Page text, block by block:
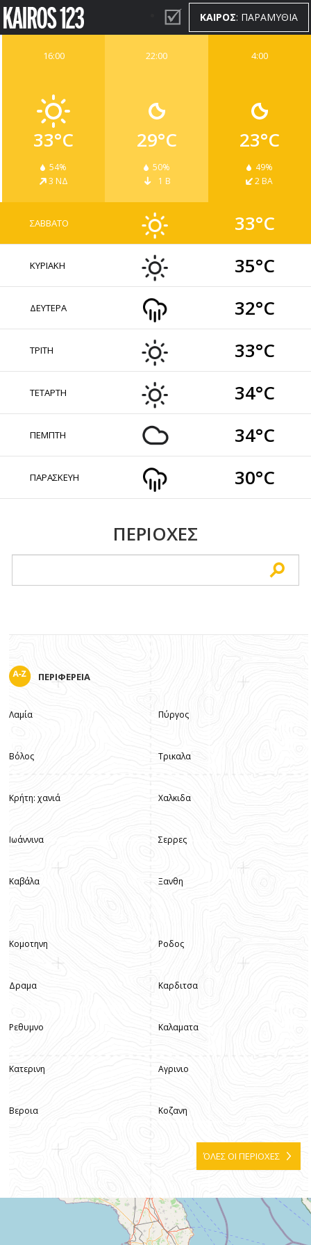
ΚΑΙΡΟΣ: ΠΑΡΑΜΥΘΙΑ
4:00
23°C
49%
2 ΒΑ
22:00
29°C
50%
1 Β
16:00
33°C
54%
3 ΝΔ
ΣΑΒΒΑΤΟ 33°C
ΚΥΡΙΑΚΗ 35°C
ΔΕΥΤΕΡΑ 32°C
ΤΡΙΤΗ 33°C
ΤΕΤΑΡΤΗ 34°C
ΠΕΜΠΤΗ 34°C
ΠΑΡΑΣΚΕΥΗ 30°C
ΠΕΡΙΟΧΕΣ
ΠΕΡΙΦΕΡΕΙΑ
Λαμία
Βόλος
Κρήτη: χανιά
Ιωάννινα
Καβάλα
Πύργος
Τρικαλα
Χαλκιδα
Σερρες
Ξανθη
Κομοτηνη
Δραμα
Ρεθυμνο
Κατερινη
Βεροια
Ροδος
Καρδιτσα
Καλαματα
Αγρινιο
Κοζανη
ΌΛΕΣ ΟΙ ΠΕΡΙΟΧΕΣ